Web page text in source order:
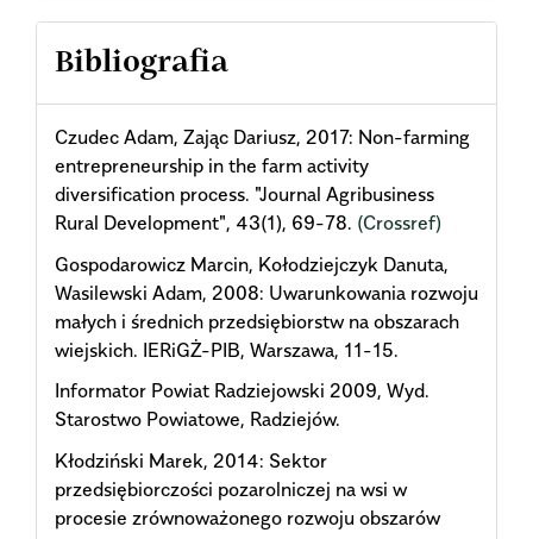
Bibliografia
Czudec Adam, Zając Dariusz, 2017: Non-farming
entrepreneurship in the farm activity
diversification process. "Journal Agribusiness
Rural Development", 43(1), 69-78. (Crossref)
Gospodarowicz Marcin, Kołodziejczyk Danuta,
Wasilewski Adam, 2008: Uwarunkowania rozwoju
małych i średnich przedsiębiorstw na obszarach
wiejskich. IERiGŻ-PIB, Warszawa, 11-15.
Informator Powiat Radziejowski 2009, Wyd.
Starostwo Powiatowe, Radziejów.
Kłodziński Marek, 2014: Sektor
przedsiębiorczości pozarolniczej na wsi w
procesie zrównoważonego rozwoju obszarów